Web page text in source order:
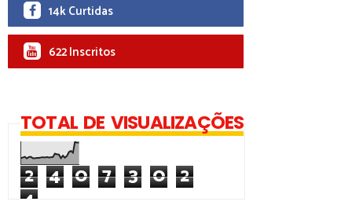
14k Curtidas
622 Inscritos
TOTAL DE VISUALIZAÇÕES
2 4 0 7 3 0 2
4